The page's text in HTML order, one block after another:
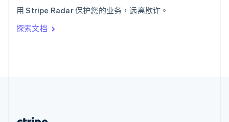
用 Stripe Radar 保护您的业务，远离欺诈。
探索文档
ItalianoEnglish
印度
English